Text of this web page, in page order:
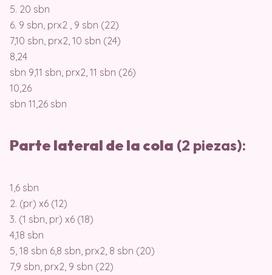
5. 20 sbn
6. 9 sbn, prx2 , 9 sbn (22)
7,10 sbn, prx2, 10 sbn (24)
8,24
sbn 9,11 sbn, prx2, 11 sbn (26)
10,26
sbn 11,26 sbn
Parte lateral de la cola (2 piezas):
1,6 sbn
2. (pr) x6 (12)
3. (1 sbn, pr) x6 (18)
4,18 sbn
5, 18 sbn 6,8 sbn, prx2, 8 sbn (20)
7,9 sbn, prx2, 9 sbn (22)